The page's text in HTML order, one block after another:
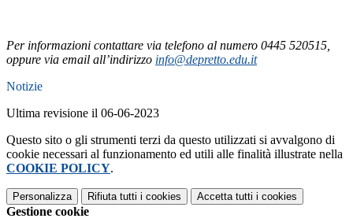
Per informazioni contattare via telefono al numero 0445 520515,
oppure via email all’indirizzo info@depretto.edu.it
Notizie
Ultima revisione il 06-06-2023
Questo sito o gli strumenti terzi da questo utilizzati si avvalgono di
cookie necessari al funzionamento ed utili alle finalità illustrate nella
COOKIE POLICY.
Personalizza Rifiuta tutti i cookies Accetta tutti i cookies
Gestione cookie